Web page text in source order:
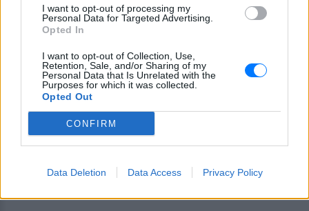
I want to opt-out of processing my
Personal Data for Targeted Advertising.
Opted In
I want to opt-out of Collection, Use,
Retention, Sale, and/or Sharing of my
Personal Data that Is Unrelated with the
Purposes for which it was collected.
Opted Out
CONFIRM
Data Deletion Data Access Privacy Policy